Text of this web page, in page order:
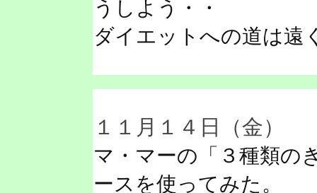
うしよう・・
ダイエットへの道は遠
１１月１４日（金）
マ・マーの「３種類の
ースを使ってみた。